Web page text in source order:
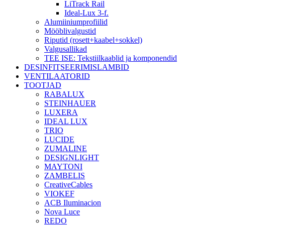
LiTrack Rail
Ideal-Lux 3-f.
Alumiiniumprofiilid
Mööblivalgustid
Riputid (rosett+kaabel+sokkel)
Valgusallikad
TEE ISE: Tekstiilkaablid ja komponendid
DESINFITSEERIMISLAMBID
VENTILAATORID
TOOTJAD
RABALUX
STEINHAUER
LUXERA
IDEAL LUX
TRIO
LUCIDE
ZUMALINE
DESIGNLIGHT
MAYTONI
ZAMBELIS
CreativeCables
VIOKEF
ACB Iluminacion
Nova Luce
REDO